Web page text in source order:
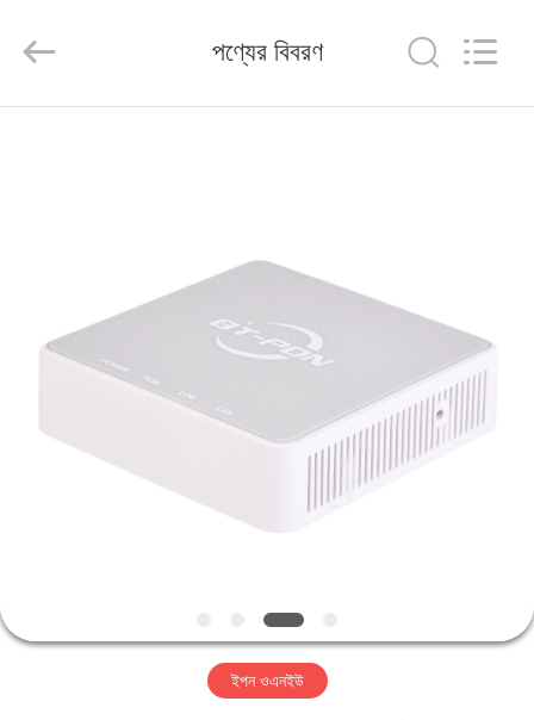
ভ্রমণ
যোগাযোগ
পণ্যের বিবরণ
ইপন ওএনইউ